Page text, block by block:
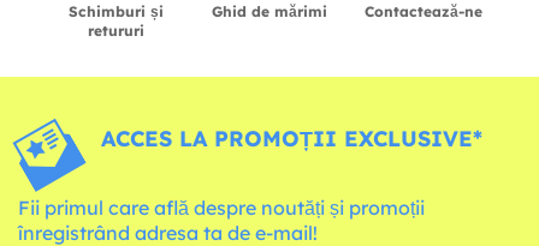
Schimburi și
retururi
Ghid de mărimi Contactează-ne
ACCES LA PROMOȚII EXCLUSIVE*
Fii primul care află despre noutăți și promoții
înregistrând adresa ta de e-mail!